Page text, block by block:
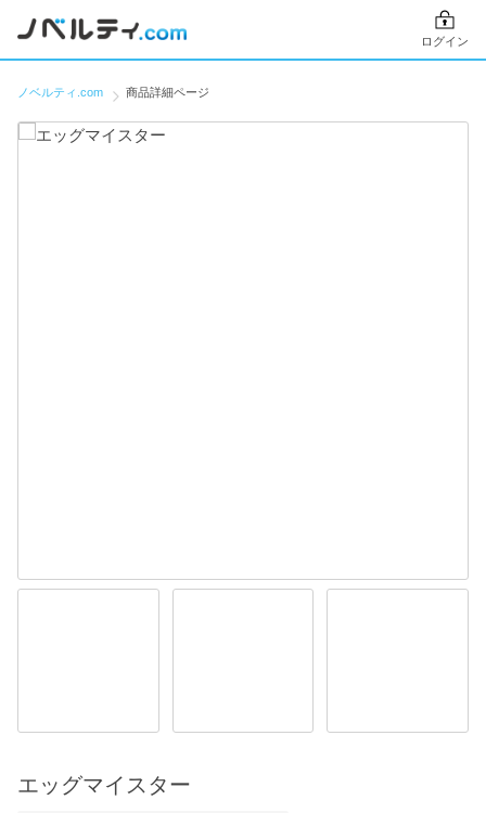
ログイン
ノベルティ.com 商品詳細ページ
エッグマイスター